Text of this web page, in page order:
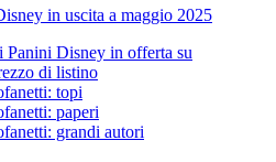
in uscita a maggio 2025
Disney in offerta su
di listino
topi
paperi
grandi autori